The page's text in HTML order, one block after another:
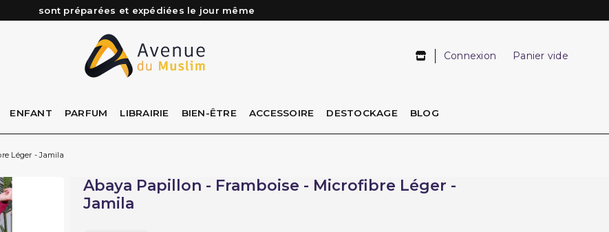
Besoin d'aide ? Retrouvez notre FAQ
Les Commandes passées avant 15h (lun au Vend)
Connexion Panier vide
ENFANT PARFUM LIBRAIRIE BIEN-ÊTRE ACCESSOIRE DESTOCKAGE BLOG
Léger - Jamila
Abaya Papillon - Framboise - Microfibre Léger -
Jamila